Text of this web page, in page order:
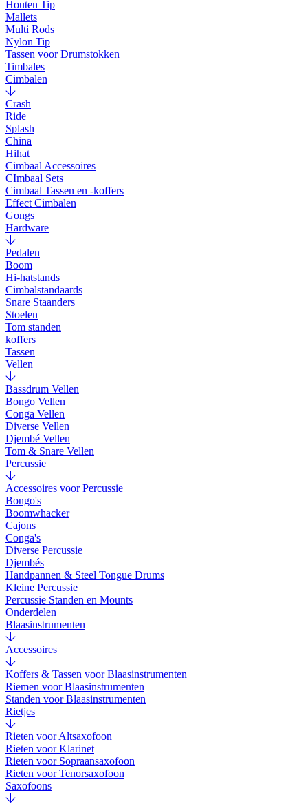
Houten Tip
Mallets
Multi Rods
Nylon Tip
Tassen voor Drumstokken
Timbales
Cimbalen
Crash
Ride
Splash
China
Hihat
Cimbaal Accessoires
CImbaal Sets
Cimbaal Tassen en -koffers
Effect Cimbalen
Gongs
Hardware
Pedalen
Boom
Hi-hatstands
Cimbalstandaards
Snare Staanders
Stoelen
Tom standen
koffers
Tassen
Vellen
Bassdrum Vellen
Bongo Vellen
Conga Vellen
Diverse Vellen
Djembé Vellen
Tom & Snare Vellen
Percussie
Accessoires voor Percussie
Bongo's
Boomwhacker
Cajons
Conga's
Diverse Percussie
Djembés
Handpannen & Steel Tongue Drums
Kleine Percussie
Percussie Standen en Mounts
Onderdelen
Blaasinstrumenten
Accessoires
Koffers & Tassen voor Blaasinstrumenten
Riemen voor Blaasinstrumenten
Standen voor Blaasinstrumenten
Rietjes
Rieten voor Altsaxofoon
Rieten voor Klarinet
Rieten voor Sopraansaxofoon
Rieten voor Tenorsaxofoon
Saxofoons